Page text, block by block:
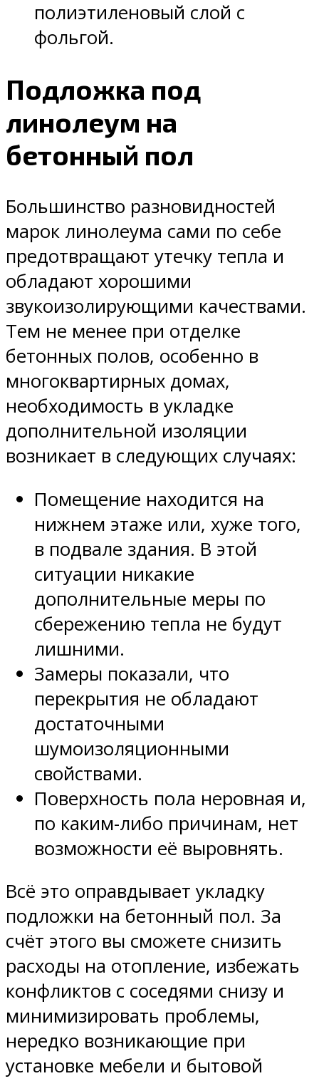
полиэтиленовый слой с
фольгой.
Подложка под
линолеум на
бетонный пол
Большинство разновидностей
марок линолеума сами по себе
предотвращают утечку тепла и
обладают хорошими
звукоизолирующими качествами.
Тем не менее при отделке
бетонных полов, особенно в
многоквартирных домах,
необходимость в укладке
дополнительной изоляции
возникает в следующих случаях:
Помещение находится на
нижнем этаже или, хуже того,
в подвале здания. В этой
ситуации никакие
дополнительные меры по
сбережению тепла не будут
лишними.
Замеры показали, что
перекрытия не обладают
достаточными
шумоизоляционными
свойствами.
Поверхность пола неровная и,
по каким-либо причинам, нет
возможности её выровнять.
Всё это оправдывает укладку
подложки на бетонный пол. За
счёт этого вы сможете снизить
расходы на отопление, избежать
конфликтов с соседями снизу и
минимизировать проблемы,
нередко возникающие при
установке мебели и бытовой